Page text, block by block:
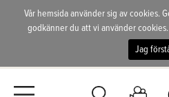
Vår hemsida använder sig av cookies.
godkänner du att vi använder cookies.
Jag